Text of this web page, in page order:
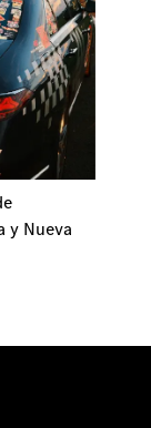
y Nueva